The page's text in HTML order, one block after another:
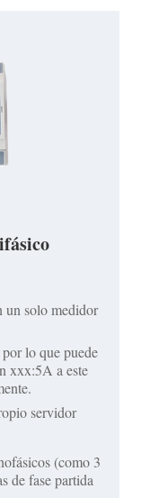
un solo medidor
lo que puede
xxx:5A a este
servidor
(como 3
de fase partida